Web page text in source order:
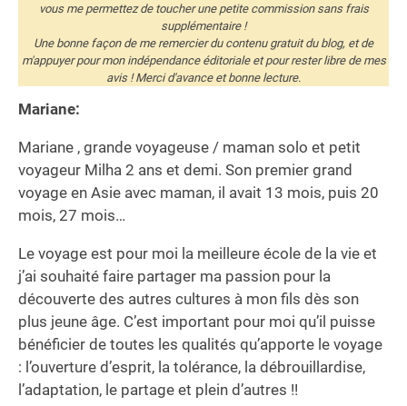
vous me permettez de toucher une petite commission sans frais
supplémentaire !
Une bonne façon de me remercier du contenu gratuit du blog, et de
m'appuyer pour mon indépendance éditoriale et pour rester libre de mes
avis ! Merci d'avance et bonne lecture.
Mariane:
Mariane , grande voyageuse / maman solo et petit
voyageur Milha 2 ans et demi. Son premier grand
voyage en Asie avec maman, il avait 13 mois, puis 20
mois, 27 mois…
Le voyage est pour moi la meilleure école de la vie et
j’ai souhaité faire partager ma passion pour la
découverte des autres cultures à mon fils dès son
plus jeune âge. C’est important pour moi qu’il puisse
bénéficier de toutes les qualités qu’apporte le voyage
: l’ouverture d’esprit, la tolérance, la débrouillardise,
l’adaptation, le partage et plein d’autres !!